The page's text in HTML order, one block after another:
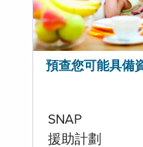
預查您可能具備
SNAP
援助計劃